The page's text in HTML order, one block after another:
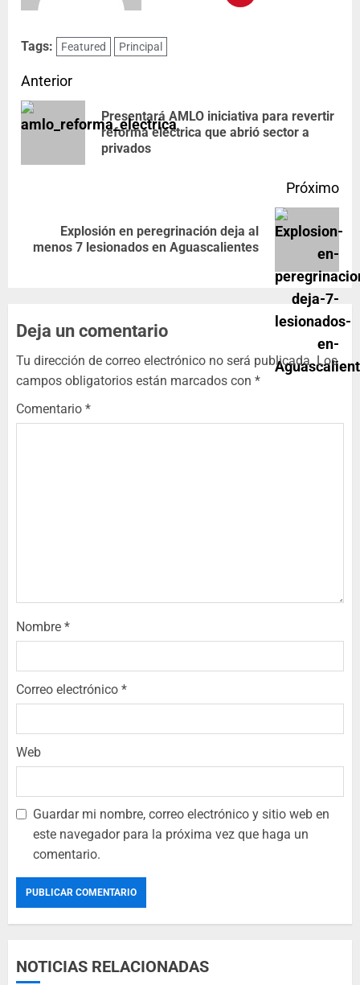
Tags: Featured Principal
Anterior
Presentará AMLO iniciativa para revertir
reforma eléctrica que abrió sector a
privados
Próximo
Explosión en peregrinación deja al
menos 7 lesionados en Aguascalientes
Deja un comentario
Tu dirección de correo electrónico no será publicada. Los
campos obligatorios están marcados con *
Comentario *
Nombre *
Correo electrónico *
Web
Guardar mi nombre, correo electrónico y sitio web en
este navegador para la próxima vez que haga un
comentario.
NOTICIAS RELACIONADAS